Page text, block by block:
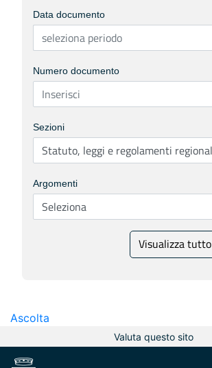
Data documento
Numero documento
Sezioni
Argomenti
Visualizza tutto
Ascolta
Valuta questo sito